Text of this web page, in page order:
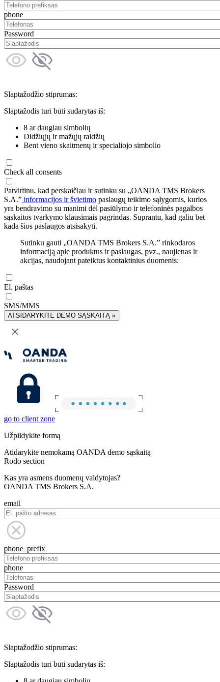
phone
Password
Slaptažodžio stiprumas:
Slaptažodis turi būti sudarytas iš:
8 ar daugiau simbolių
Didžiųjų ir mažųjų raidžių
Bent vieno skaitmenų ir specialiojo simbolio
Check all consents
Patvirtinu, kad perskaičiau ir sutinku su „OANDA TMS Brokers
S.A.” informacijos ir švietimo paslaugų teikimo sąlygomis, kurios
yra bendravimo su manimi dėl pasiūlymo ir telefoninės pagalbos
sąskaitos tvarkymo klausimais pagrindas. Suprantu, kad galiu bet
kada šios paslaugos atsisakyti.
Sutinku gauti „OANDA TMS Brokers S.A.” rinkodaros
informaciją apie produktus ir paslaugas, pvz., naujienas ir
akcijas, naudojant pateiktus kontaktinius duomenis:
El. paštas
SMS/MMS
ATSIDARYKITE DEMO SĄSKAITĄ »
go to client zone
Užpildykite formą
Atidarykite nemokamą OANDA demo sąskaitą
Rodo section
Kas yra asmens duomenų valdytojas?
OANDA TMS Brokers S.A.
email
phone_prefix
phone
Password
Slaptažodžio stiprumas:
Slaptažodis turi būti sudarytas iš: